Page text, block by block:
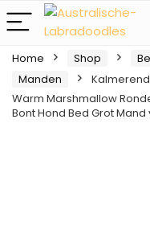
Home Shop
Manden
Warm Marshmallow
Bont Hond Bed Grot